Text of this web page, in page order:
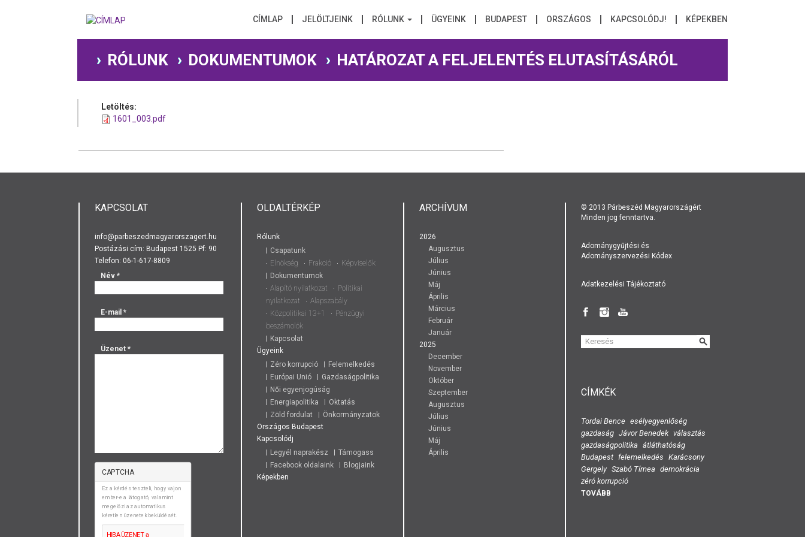
CÍMLAP JELÖLTJEINK RÓLUNK ÜGYEINK BUDAPEST ORSZÁGOS KAPCSOLÓDJ! KÉPEKBEN
RÓLUNK DOKUMENTUMOK HATÁROZAT A FELJELENTÉS ELUTASÍTÁSÁRÓL
Letöltés:
1601_003.pdf
KAPCSOLAT
info@parbeszedmagyarorszagert.hu
Postázási cím: Budapest 1525 Pf: 90
Telefon: 06-1-617-8809
Név *
E-mail *
Üzenet *
CAPTCHA
Ez a kérdés teszteli, hogy vajon
ember-e a látogató, valamint
megelőzi az automatikus
kéretlen üzenetek beküldését.
OLDALTÉRKÉP
Rólunk
Csapatunk
Elnökség
Frakció
Képviselők
Dokumentumok
Alapító nyilatkozat
Politikai
nyilatkozat
Alapszabály
Közpolitikai 13+1
Pénzügyi
beszámolók
Kapcsolat
Ügyeink
Zéro korrupció
Felemelkedés
Európai Unió
Gazdaságpolitika
Női egyenjogúság
Energiapolitika
Oktatás
Zöld fordulat
Önkormányzatok
Országos Budapest
Kapcsolódj
Legyél naprakész
Támogass
Facebook oldalaink
Blogjaink
Képekben
ARCHÍVUM
2026
Augusztus
Július
Június
Máj
Április
Március
Február
Január
2025
December
November
Október
Szeptember
Augusztus
Július
Június
Máj
Április
© 2013 Párbeszéd Magyarországért
Minden jog fenntartva.
Adománygyűjtési és
Adományszervezési Kódex
Adatkezelési Tájékoztató
KERESÉS
ŰRLAP
CÍMKÉK
Tordai Bence esélyegyenlőség
gazdaság Jávor Benedek választás
gazdaságpolitika átláthatóság
Budapest felemelkedés Karácsony
Gergely Szabó Tímea demokrácia
zéró korrupció
TOVÁBB